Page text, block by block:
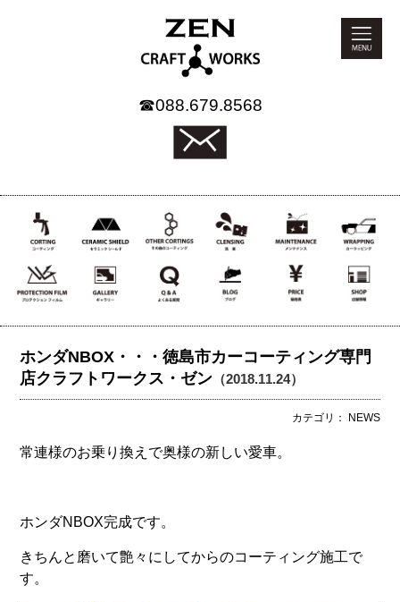
☎088.679.8568
ホンダNBOX・・・徳島市カーコーティング専門
店クラフトワークス・ゼン （2018.11.24）
カテゴリ： NEWS
常連様のお乗り換えで奥様の新しい愛車。
ホンダNBOX完成です。
きちんと磨いて艶々にしてからのコーティング施工で
す。